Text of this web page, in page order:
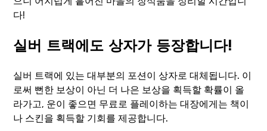
다!
실버 트랙에도 상자가 등장합니다!
실버 트랙에 있는 대부분의 포션이 상자로 대체됩니다. 이
로써 뻔한 보상이 아닌 더 나은 보상을 획득할 확률이 올
라가고, 운이 좋으면 무료로 플레이하는 대장에게는 책이
나 스킨을 획득할 기회를 제공합니다.